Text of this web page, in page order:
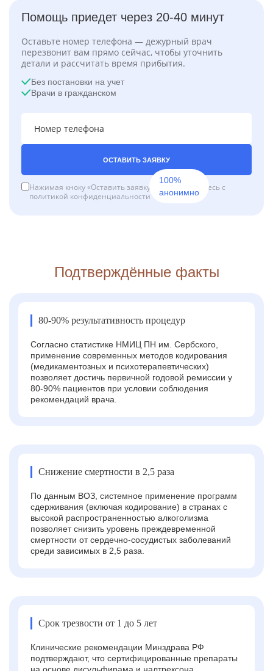
Помощь приедет через 20-40 минут
Оставьте номер телефона — дежурный врач
перезвонит вам прямо сейчас, чтобы уточнить
детали и рассчитать время прибытия.
Без постановки на учет
Врачи в гражданском
ОСТАВИТЬ ЗАЯВКУ
Нажимая кноку «Оставить заявку», вы соглашаетесь с
политикой конфиденциальности
100%
анонимно
Подтверждённые факты
80-90% результативность процедур
Согласно статистике НМИЦ ПН им. Сербского,
применение современных методов кодирования
(медикаментозных и психотерапевтических)
позволяет достичь первичной годовой ремиссии у
80-90% пациентов при условии соблюдения
рекомендаций врача.
Снижение смертности в 2,5 раза
По данным ВОЗ, системное применение программ
сдерживания (включая кодирование) в странах с
высокой распространенностью алкоголизма
позволяет снизить уровень преждевременной
смертности от сердечно-сосудистых заболеваний
среди зависимых в 2,5 раза.
Срок трезвости от 1 до 5 лет
Клинические рекомендации Минздрава РФ
подтверждают, что сертифицированные препараты